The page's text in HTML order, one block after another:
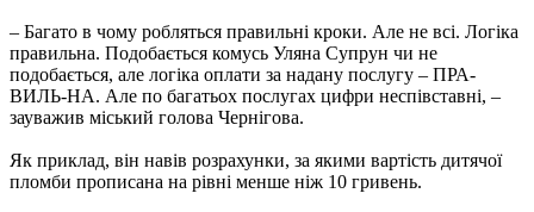
– Багато в чому робляться правильні кроки. Але не всі. Логіка
правильна. Подобається комусь Уляна Супрун чи не
подобається, але логіка оплати за надану послугу – ПРА-
ВИЛЬ-НА. Але по багатьох послугах цифри неспівставні, –
зауважив міський голова Чернігова.
Як приклад, він навів розрахунки, за якими вартість дитячої
пломби прописана на рівні менше ніж 10 гривень.